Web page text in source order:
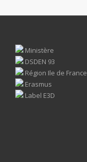
Ministère
DSDEN 93
Région Ile de France
Erasmus
Label E3D